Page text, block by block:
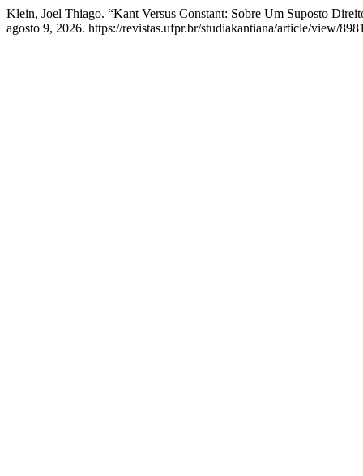
Klein, Joel Thiago. “Kant Versus Constant: Sobre Um Suposto
agosto 9, 2026. https://revistas.ufpr.br/studiakantiana/article/view/